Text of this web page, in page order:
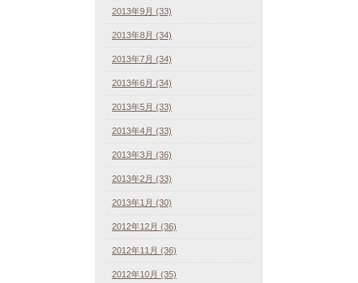
2013年9月 (33)
2013年8月 (34)
2013年7月 (34)
2013年6月 (34)
2013年5月 (33)
2013年4月 (33)
2013年3月 (36)
2013年2月 (33)
2013年1月 (30)
2012年12月 (36)
2012年11月 (36)
2012年10月 (35)